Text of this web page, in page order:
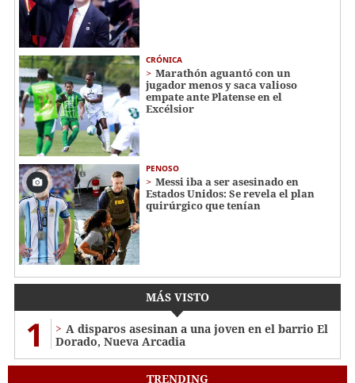
CRÓNICA
Marathón aguantó con un
jugador menos y saca valioso
empate ante Platense en el
Excélsior
PENOSO
Messi iba a ser asesinado en
Estados Unidos: Se revela el plan
quirúrgico que tenían
MÁS VISTO
1
A disparos asesinan a una joven en el barrio El
Dorado, Nueva Arcadia
TRENDING